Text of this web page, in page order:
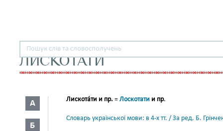
ЛИСКОТАТИ
А
Б
Лискота́ти и пр. = Лоскотати и пр.
Словарь української мови: в 4-х тт. / За ред. Б.